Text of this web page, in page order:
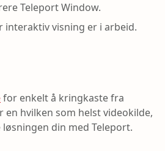
Teleport Window.
interaktiv visning er i arbeid.
for enkelt å kringkaste fra
en hvilken som helst videokilde,
din med Teleport.